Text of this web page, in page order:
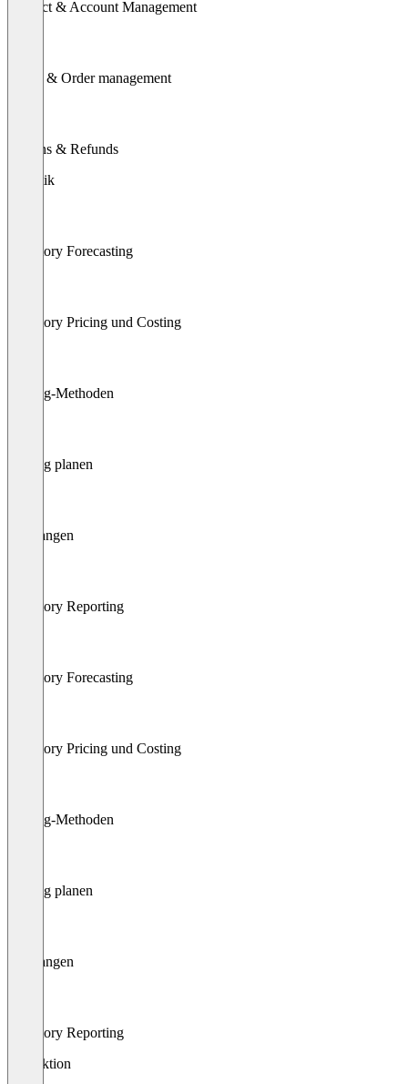
Contact & Account Management
Quote & Order management
Returns & Refunds
Logistik
Inventory Forecasting
Inventory Pricing und Costing
Picking-Methoden
Picking planen
Empfangen
Inventory Reporting
Inventory Forecasting
Inventory Pricing und Costing
Picking-Methoden
Picking planen
Empfangen
Inventory Reporting
Produktion